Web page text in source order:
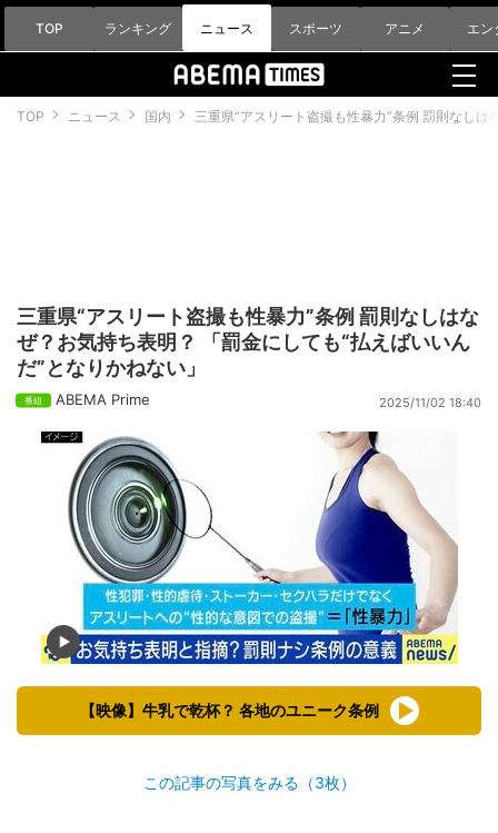
TOP ランキング ニュース スポーツ アニメ エン
TOP ニュース 国内 三重県“アスリート盗撮も性暴力”条例 罰則なし
三重県“アスリート盗撮も性暴力”条例 罰則なしはな
ぜ？お気持ち表明？ 「罰金にしても“払えばいいん
だ”となりかねない」
ABEMA Prime 2025/11/02 18:40
【映像】牛乳で乾杯？ 各地のユニーク条例
この記事の写真をみる（3枚）